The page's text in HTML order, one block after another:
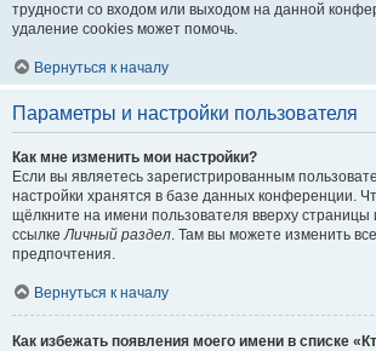
трудности со входом или выходом на данной
удаление cookies может помочь.
Вернуться к началу
Параметры и настройки пользователя
Как мне изменить мои настройки?
Если вы являетесь зарегистрированным
настройки хранятся в базе данных конференции.
щёлкните на имени пользователя вверху страницы
ссылкеЛичный раздел. Там вы можете изменить
предпочтения.
Вернуться к началу
Как избежать появления моего имени в списке